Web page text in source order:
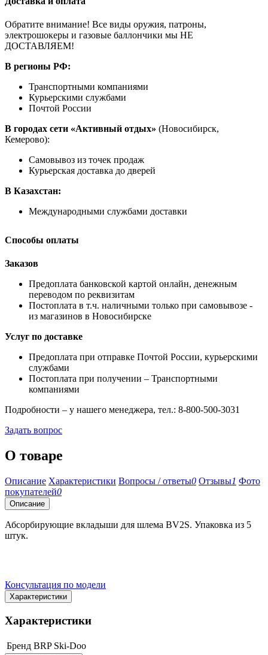
Обратите внимание! Все виды оружия, патроны,
электрошокеры и газовые баллончики мы НЕ
ДОСТАВЛЯЕМ!
В регионы РФ:
Транспортными компаниями
Курьерскими службами
Почтой России
В городах сети «Активный отдых» (Новосибирск,
Кемерово):
Самовывоз из точек продаж
Курьерская доставка до дверей
В Казахстан:
Международными службами доставки
Способы оплаты
Заказов
Предоплата банковской картой онлайн, денежным
переводом по реквизитам
Постоплата в т.ч. наличными только при самовывозе -
из магазинов в Новосибирске
Услуг по доставке
Предоплата при отправке Почтой России, курьерскими
службами
Постоплата при получении – Транспортными
компаниями
Подробности – у нашего менеджера, тел.: 8-800-500-3031
Задать вопрос
О товаре
Описание Характеристики Вопросы / ответы0 Отзывы1 Фото
покупателей0
Описание
Абсорбирующие вкладыши для шлема BV2S. Упаковка из 5
штук.
Консультация по модели
Характеристики
Характеристики
Бренд BRP Ski-Doo